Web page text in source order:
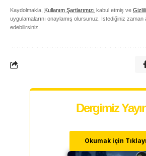
Kaydolmakla, Kullanım Şartlarımızı kabul etmiş ve
uygulamalarını onaylamış olursunuz. İstediğiniz zaman
edebilirsiniz.
Dergimiz
Okumak için